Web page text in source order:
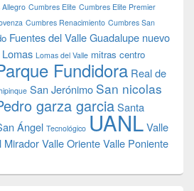
Cumbres Elite Cumbres Elite Premier
Cumbres Renacimiento Cumbres San
Fuentes del ValleGuadalupe nuevo
Lomas del Valle mitras centro
Fundidora Real de
San Jerónimo San nicolas
garza garciaSanta
Ángel Tecnológico UANLValle
MiradorValle OrienteValle Poniente